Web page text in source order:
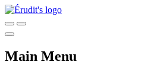
Main Menu